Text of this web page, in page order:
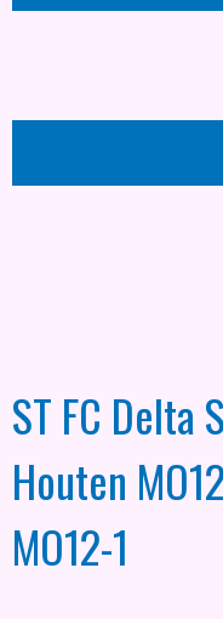
ST FC Delta
Houten
MO12-1